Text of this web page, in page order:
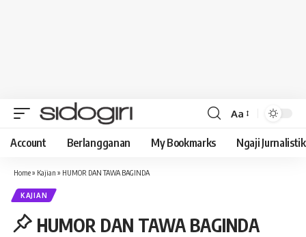
Font
Resizer
Aa
Account Berlangganan My Bookmarks Ngaji Jurnalistik
Home» Kajian » HUMOR DAN TAWA BAGINDA
KAJIAN
HUMOR DAN TAWA BAGINDA